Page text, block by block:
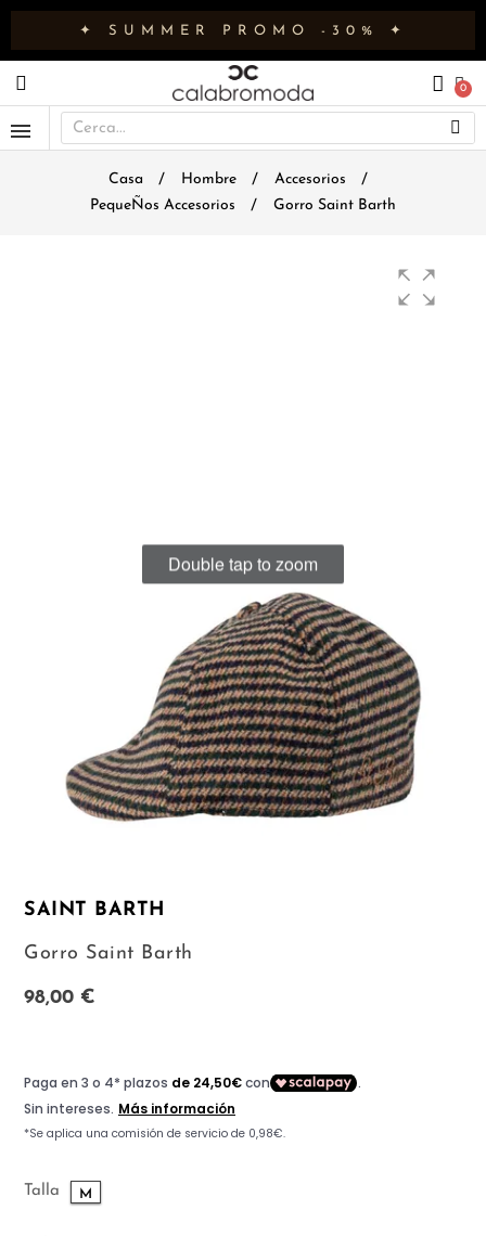
✦ SUMMER PROMO -30% ✦
Casa Hombre
Accesorios
PequeÑos Accesorios
Gorro Saint Barth
Double tap to zoom
SAINT BARTH
Gorro Saint Barth
98,00 €
Talla M